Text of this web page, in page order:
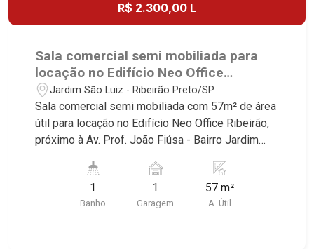
R$ 2.300,00 L
Sala comercial semi mobiliada para
locação no Edifício Neo Office
Ribeirão, próximo à Av. Prof. João
Fiúsa - Ribeirão Preto/SP.
Jardim São Luiz - Ribeirão Preto/SP
Sala comercial semi mobiliada com 57m² de área
útil para locação no Edifício Neo Office Ribeirão,
próximo à Av. Prof. João Fiúsa - Bairro Jardim
características deste imóvel que a Martinelli
Imobiliária selecionou para você: - 57m² de área
1
Banho
1
Garagem
57 m²
A. Útil